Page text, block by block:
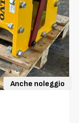
Anche noleggio